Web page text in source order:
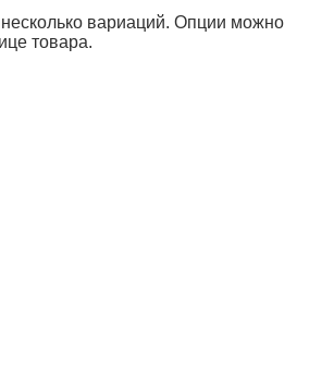
вариаций. Опции можно
товара.